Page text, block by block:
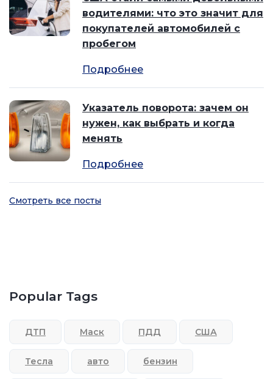
водителями: что это значит для
покупателей автомобилей с
пробегом
Подробнее
Указатель поворота: зачем он
нужен, как выбрать и когда
менять
Подробнее
Смотреть все посты
Popular Tags
ДТП Маск ПДД США
Тесла авто бензин